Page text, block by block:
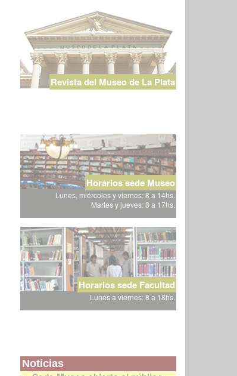
Revista del Museo de La Plata
Horarios sede Museo
Lunes, miércoles y viernes: 8 a 14hs.
Martes y jueves: 8 a 17hs.
Horarios sede Facultad
Lunes a viernes: 8 a 18hs.
Noticias